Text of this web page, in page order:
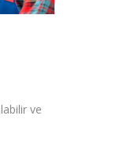
ve